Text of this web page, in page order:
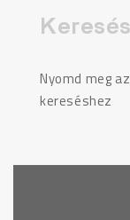
Keresés:
Nyomd meg
kereséshez